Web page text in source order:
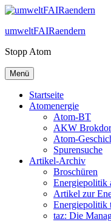
Zum
springen
umweltFAIRaendern
Stopp Atom
Menü
Startseite
Atomenergie
Atom-BT
AKW
Atom-
Spurensuche
Artikel-Archiv
Broschüren
Energiepolitik
Artikel zur
Energiepolitik
taz: Die